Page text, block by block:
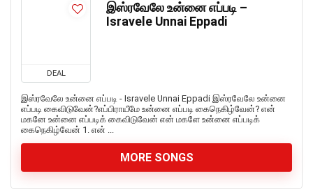
DEAL
இஸ்ரவேலே உன்னை எப்படி –
Isravele Unnai Eppadi
இஸ்ரவேலே உன்னை எப்படி - Isravele Unnai Eppadi இஸ்ரவேலே உன்னை
எப்படி கைவிடுவேன்?எப்பிராயீமே உன்னை எப்படி கைநெகிழ்வேன்? என்
மகனே உன்னை எப்படிக் கைவிடுவேன் என் மகளே உன்னை எப்படிக்
கைநெகிழ்வேன் 1. என் ...
MORE SONGS